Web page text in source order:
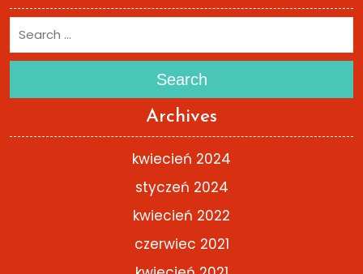
Search
Archives
kwiecień 2024
styczeń 2024
kwiecień 2022
czerwiec 2021